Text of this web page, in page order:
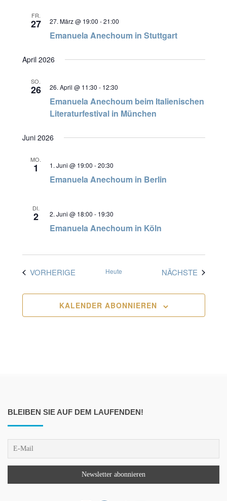
FR.
27 27. März @ 19:00 -21:00
Emanuela Anechoum in Stuttgart
April 2026
SO.
26 26. April @ 11:30 - 12:30
Emanuela Anechoum beim Italienischen
Literaturfestival in München
Juni 2026
MO.
1 1. Juni @ 19:00 -20:30
Emanuela Anechoum in Berlin
DI.
2 2. Juni @ 18:00 - 19:30
Emanuela Anechoum in Köln
VORHERIGEVERANSTALTUNGEN
Heute NÄCHSTE
KALENDER ABONNIEREN
BLEIBEN SIE AUF DEM LAUFENDEN!